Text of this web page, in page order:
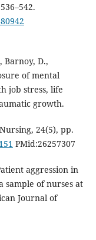
Barnoy, D.,
of mental
job stress, life
growth.
24(5), pp.
PMid:26257307
aggression in
sample of nurses at
Journal of